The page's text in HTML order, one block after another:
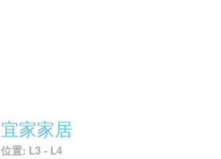
宜家家居
位置: L3 - L4